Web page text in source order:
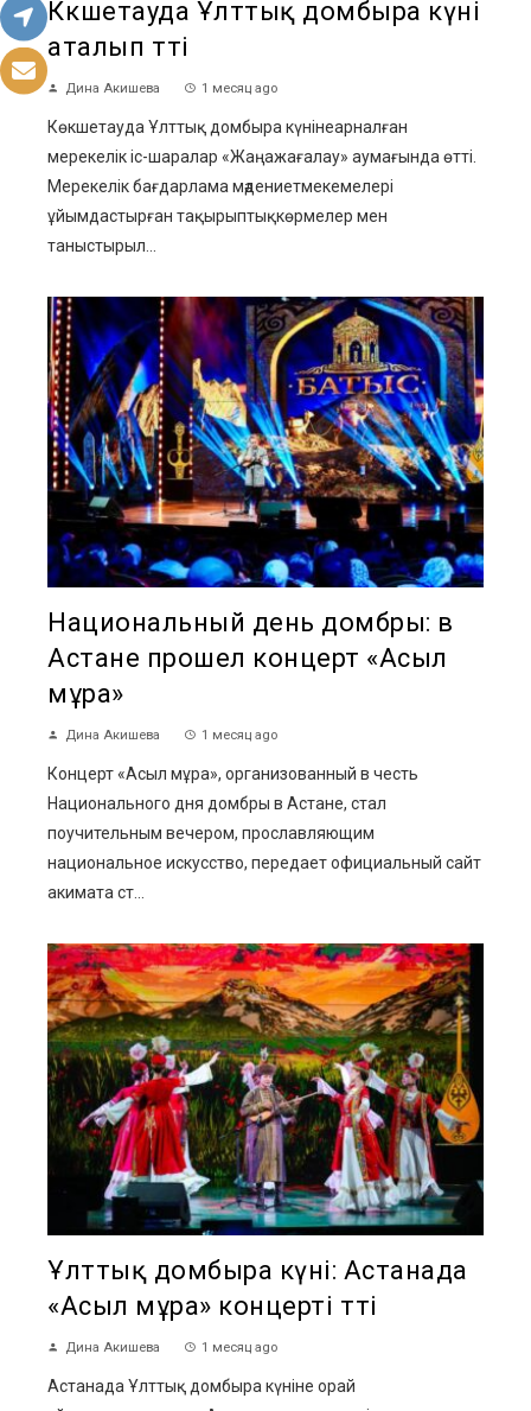
Көкшетауда Ұлттық домбыра күні
аталып өтті
Дина Акишева 1 месяц ago
Көкшетауда Ұлттық домбыра күнінеарналған
мерекелік іс-шаралар «Жаңажағалау» аумағында өтті.
Мерекелік бағдарлама мәдениетмекемелері
ұйымдастырған тақырыптықкөрмелер мен
таныстырыл...
Национальный день домбры: в
Астане прошел концерт «Асыл
мұра»
Дина Акишева 1 месяц ago
Концерт «Асыл мұра», организованный в честь
Национального дня домбры в Астане, стал
поучительным вечером, прославляющим
национальное искусство, передает официальный сайт
акимата ст...
Ұлттық домбыра күні: Астанада
«Асыл мұра» концерті өтті
Дина Акишева 1 месяц ago
Астанада Ұлттық домбыра күніне орай